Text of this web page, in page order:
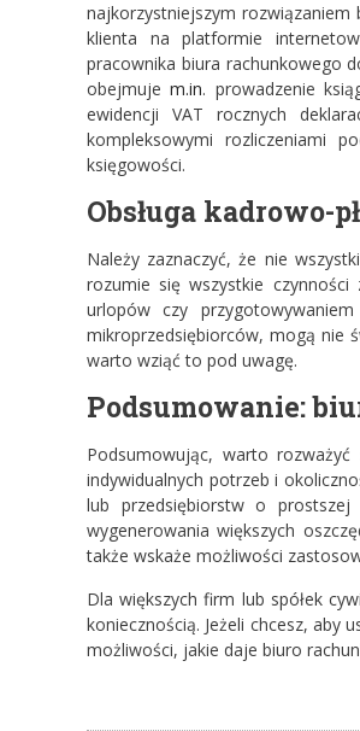
najkorzystniejszym
klienta na platformie
pracownika biura rachunkowego
obejmuje m.in. prowadzenie
ewidencji VAT rocznych
kompleksowymi rozliczeniami
księgowości.
Obsługa kadrowo-
Należy zaznaczyć, że nie
rozumie się wszystkie
urlopów czy
mikroprzedsiębiorców, mogą nie
warto wziąć to pod uwagę.
Podsumowanie:
Podsumowując, warto
indywidualnych potrzeb i
lub przedsiębiorstw o
wygenerowania większych
także wskaże możliwości
Dla większych firm lub spółek
koniecznością. Jeżeli chcesz, aby
możliwości, jakie daje biuro